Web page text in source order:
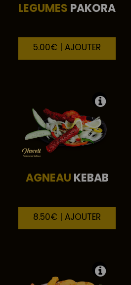
LEGUMES PAKORA
5.00€ | AJOUTER
AGNEAU KEBAB
8.50€ | AJOUTER